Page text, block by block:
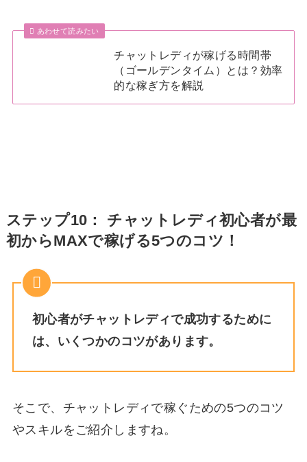
あわせて読みたい
チャットレディが稼げる時間帯
（ゴールデンタイム）とは？効率
的な稼ぎ方を解説
ステップ10： チャットレディ初心者が最
初からMAXで稼げる5つのコツ！
初心者がチャットレディで成功するために
は、いくつかのコツがあります。
そこで、チャットレディで稼ぐための5つのコツ
やスキルをご紹介しますね。